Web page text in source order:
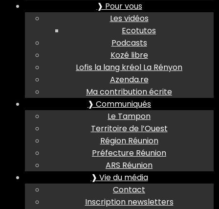
❱ Pour vous
Les vidéos
Ecotutos
Podcasts
Kozé libre
Lofis la lang kréol La Rényon
Azenda.re
Ma contribution écrite
❱ Communiqués
Le Tampon
Territoire de l’Ouest
Région Réunion
Préfecture Réunion
ARS Réunion
❱ Vie du média
Contact
Inscription newsletters